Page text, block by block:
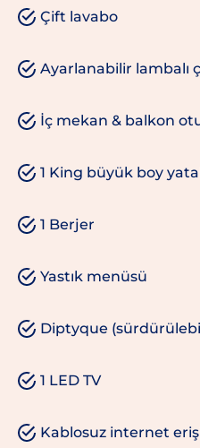
Çift lavabo
Ayarlanabilir lambalı
İç mekan & balkon
1 King büyük boy
1 Berjer
Yastık menüsü
Diptyque
1 LED TV
Kablosuz internet